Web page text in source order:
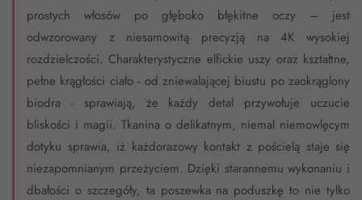
prostych włosów po głęboko błękitne oczy – jest
odwzorowany z niesamowitą precyzją na 4K wysokiej
rozdzielczości. Charakterystyczne elfickie uszy oraz kształtne,
pełne krągłości ciało - od zniewalającej biustu po zaokrąglony
biodra - sprawiają, że każdy detal przywołuje uczucie
bliskości i magii. Tkanina o delikatnym, niemal niemowlęcym
dotyku sprawia, iż każdorazowy kontakt z pościelą staje się
niezapomnianym przeżyciem. Dzięki starannemu wykonaniu i
dbałości o szczegóły, ta poszewka na poduszkę to nie tylko